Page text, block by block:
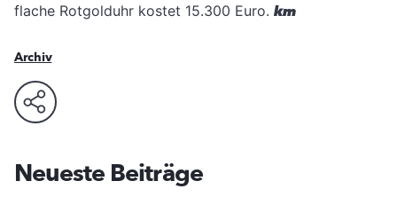
flache Rotgolduhr kostet 15.300 Euro. km
Archiv
Neueste Beiträge